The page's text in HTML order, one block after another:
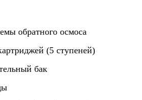
обратного осмоса
(5 ступеней)
бак